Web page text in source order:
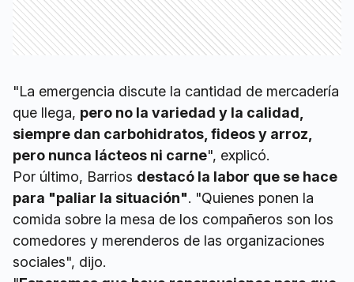
"La emergencia discute la cantidad de mercadería
que llega, pero no la variedad y la calidad,
siempre dan carbohidratos, fideos y arroz,
pero nunca lácteos ni carne", explicó.
Por último, Barrios destacó la labor que se hace
para "paliar la situación". "Quienes ponen la
comida sobre la mesa de los compañeros son los
comedores y merenderos de las organizaciones
sociales", dijo.